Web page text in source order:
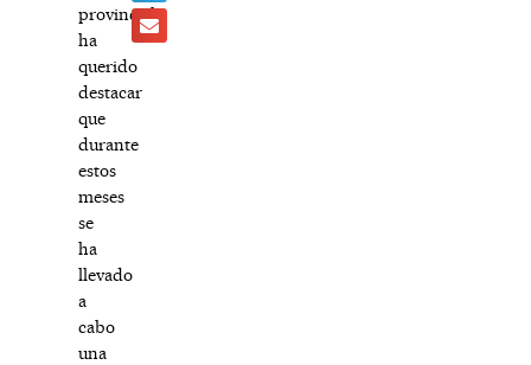
provincial
ha
querido
destacar
que
durante
estos
meses
se
ha
llevado
a
cabo
una